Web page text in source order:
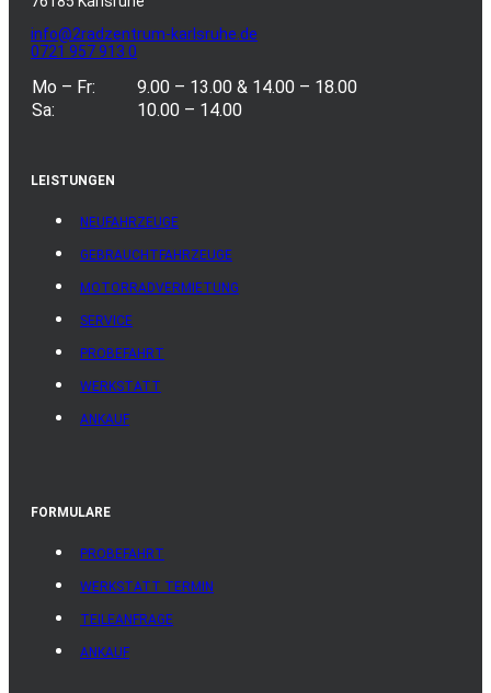
info@2radzentrum-karlsruhe.de
0721 957 913 0
Mo – Fr:
9.00 – 13.00 & 14.00 – 18.00
Sa:
10.00 – 14.00
LEISTUNGEN
NEUFAHRZEUGE
GEBRAUCHTFAHRZEUGE
MOTORRADVERMIETUNG
SERVICE
PROBEFAHRT
WERKSTATT
ANKAUF
FORMULARE
PROBEFAHRT
WERKSTATT TERMIN
TEILEANFRAGE
ANKAUF